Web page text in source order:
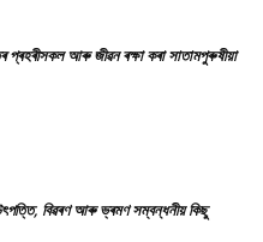
আৰু জীৱন ৰক্ষা কৰা সাতামপুৰুষীয়া
বিৱৰণ আৰু ভ্ৰমণ সম্বন্ধনীয় কিছু